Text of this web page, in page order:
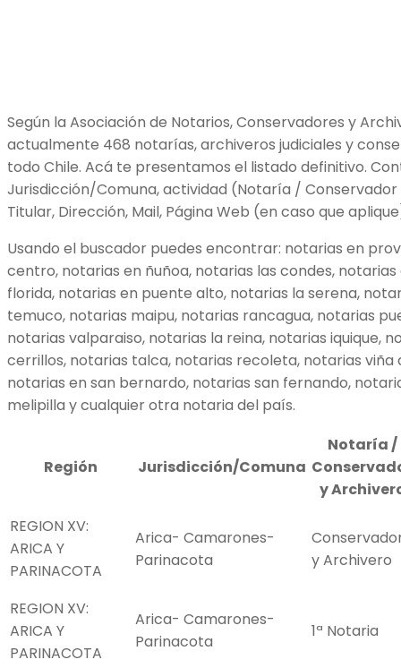
Según la Asociación de Notarios, Conservadores y
actualmente 468 notarías, archiveros judiciales y
todo Chile. Acá te presentamos el listado definitivo.
Jurisdicción/Comuna, actividad (Notaría /
Titular, Dirección, Mail, Página Web (en caso que
Usando el buscador puedes encontrar: notarias en
centro, notarias en ñuñoa, notarias las condes,
florida, notarias en puente alto, notarias la serena,
temuco, notarias maipu, notarias rancagua, notarias
notarias valparaiso, notarias la reina, notarias iquique,
cerrillos, notarias talca, notarias recoleta, notarias viña
notarias en san bernardo, notarias san fernando,
melipilla y cualquier otra notaria del país.
Región Jurisdicción/Comuna
Notaría /
y
REGION XV:
ARICA Y
PARINACOTA
Arica- Camarones-
Parinacota
y Archivero
REGION XV:
ARICA Y
PARINACOTA
Arica- Camarones-
Parinacota
1ª Notaria